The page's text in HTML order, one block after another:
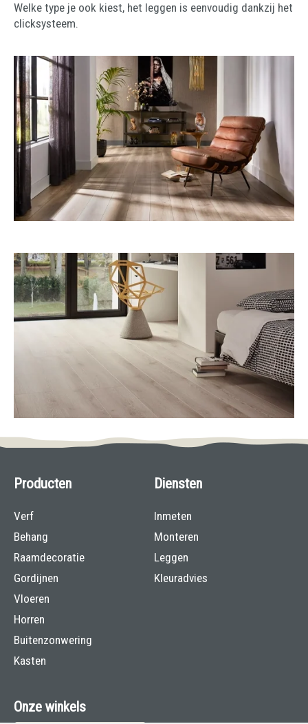
Welke type je ook kiest, het leggen is eenvoudig dankzij het
clicksysteem.
Producten
Verf
Behang
Raamdecoratie
Gordijnen
Vloeren
Horren
Buitenzonwering
Kasten
Diensten
Inmeten
Monteren
Leggen
Kleuradvies
Onze winkels